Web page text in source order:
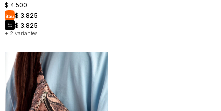
+ 2 variantes
$ 4.500
$ 3.825
$ 3.825